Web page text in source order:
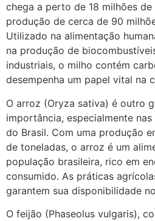
chega a perto de 18 milhões de
produção de cerca de 90
Utilizado na alimentação
na produção de
industriais, o milho contém
desempenha um papel vital na
O arroz (Oryza sativa) é outro
importância, especialmente
do Brasil. Com uma produção
de toneladas, o arroz é um
população brasileira, rico em
consumido. As práticas
garantem sua disponibilidade
O feijão (Phaseolus vulgaris),